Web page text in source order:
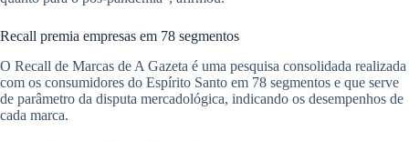
Recall premia empresas em 78 segmentos
O Recall de Marcas de A Gazeta é uma pesquisa consolidada realizada
com os consumidores do Espírito Santo em 78 segmentos e que serve
de parâmetro da disputa mercadológica, indicando os desempenhos de
cada marca.